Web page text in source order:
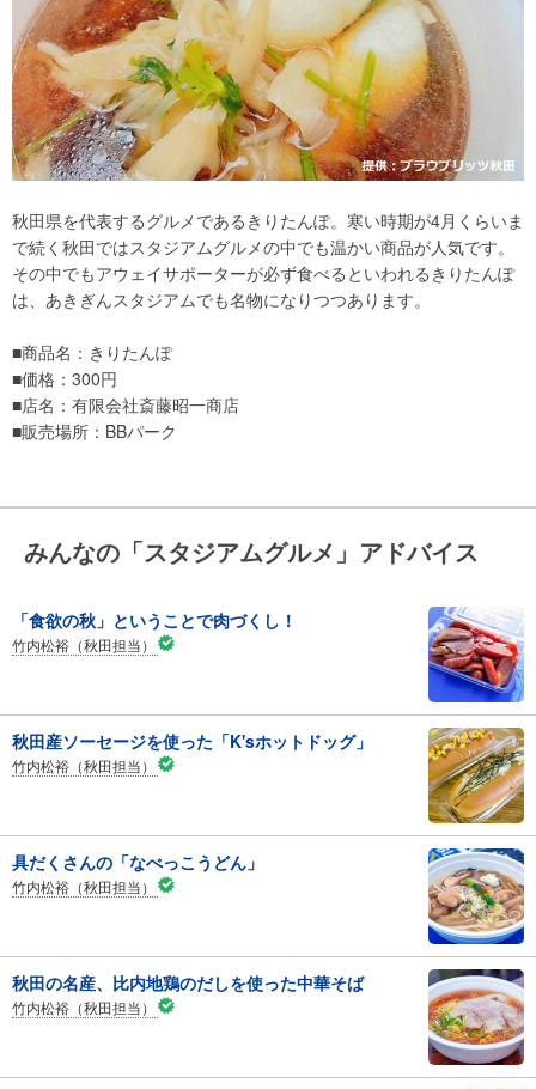
秋田県を代表するグルメであるきりたんぽ。寒い時期が4月くらいま
で続く秋田ではスタジアムグルメの中でも温かい商品が人気です。
その中でもアウェイサポーターが必ず食べるといわれるきりたんぽ
は、あきぎんスタジアムでも名物になりつつあります。
■商品名：きりたんぽ
■価格：300円
■店名：有限会社斎藤昭一商店
■販売場所：BBパーク
みんなの「スタジアムグルメ」アドバイス
「食欲の秋」ということで肉づくし！
竹内松裕（秋田担当）
秋田産ソーセージを使った「K'sホットドッグ」
竹内松裕（秋田担当）
具だくさんの「なべっこうどん」
竹内松裕（秋田担当）
秋田の名産、比内地鶏のだしを使った中華そば
竹内松裕（秋田担当）